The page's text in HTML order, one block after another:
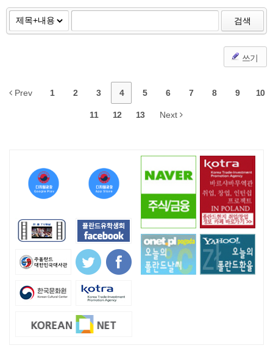
검색
쓰기
Prev 1 2 3 4 5 6 7 8 9 10
11 12 13 Next